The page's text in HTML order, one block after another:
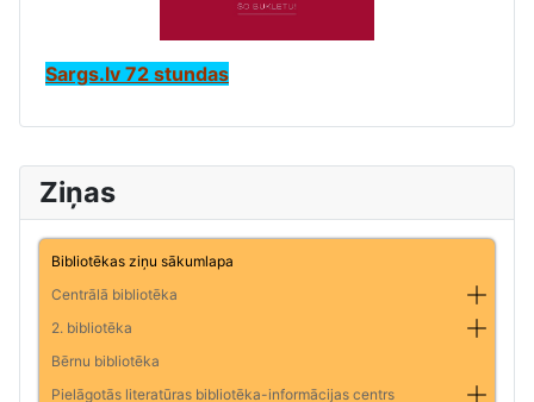
Ziņas
Bibliotēkas ziņu sākumlapa
Centrālā bibliotēka
2. bibliotēka
Bērnu bibliotēka
Pielāgotās literatūras bibliotēka-informācijas centrs
Sargs.lv 72 stundas